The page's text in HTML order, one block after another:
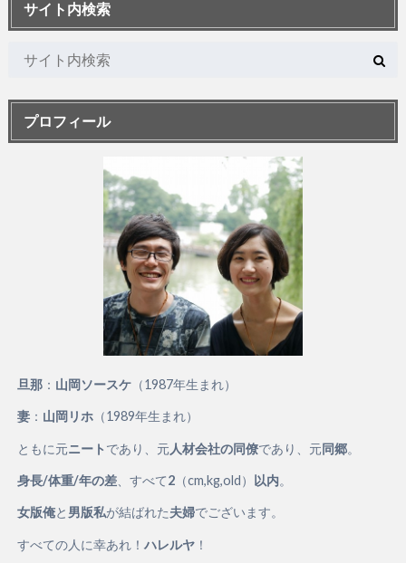
サイト内検索
プロフィール
旦那： 山岡ソースケ（1987年生まれ）
妻： 山岡リホ（1989年生まれ）
ともに元ニート であり、元人材会社の同僚であり、元同郷。
身長/体重/年の差、すべて2（cm,kg,old） 以内。
女版俺と 男版私が結ばれた夫婦でございます。
すべての人に幸あれ！ ハレルヤ！